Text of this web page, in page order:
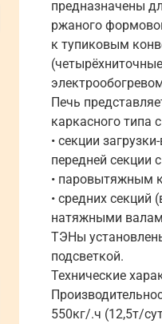
предназначены
ржаного
к тупиковым
Печь
каркасного типа
• секции
передней секции
• паровытяжным
• средних секций
натяжными
ТЭНы
подсветкой.
Технические
550кг/.ч (12,5т/